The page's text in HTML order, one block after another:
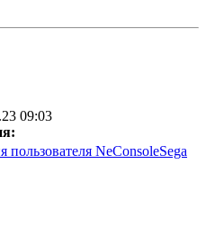
09:03
NeConsoleSega